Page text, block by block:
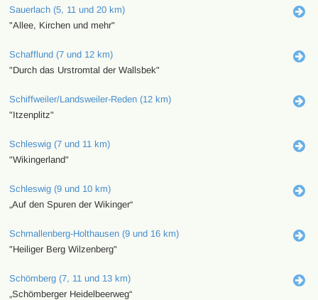
Sauerlach (5, 11 und 20 km)
"Allee, Kirchen und mehr"
Schafflund (7 und 12 km)
"Durch das Urstromtal der Wallsbek"
Schiffweiler/Landsweiler-Reden (12 km)
"Itzenplitz"
Schleswig (7 und 11 km)
"Wikingerland"
Schleswig (9 und 10 km)
„Auf den Spuren der Wikinger“
Schmallenberg-Holthausen (9 und 16 km)
"Heiliger Berg Wilzenberg"
Schömberg (7, 11 und 13 km)
„Schömberger Heidelbeerweg“